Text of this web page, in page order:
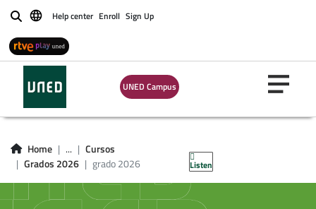
BuscarHelp center Enroll Sign Up
UNED Campus
Home ...
Cursos
Grados 2026
grado 2026 Listen